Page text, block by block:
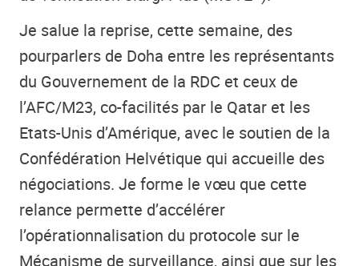
Je salue la reprise, cette semaine, des
pourparlers de Doha entre les représentants
du Gouvernement de la RDC et ceux de
l’AFC/M23, co-facilités par le Qatar et les
Etats-Unis d’Amérique, avec le soutien de la
Confédération Helvétique qui accueille des
négociations. Je forme le vœu que cette
relance permette d’accélérer
l’opérationnalisation du protocole sur le
Mécanisme de surveillance, ainsi que sur les